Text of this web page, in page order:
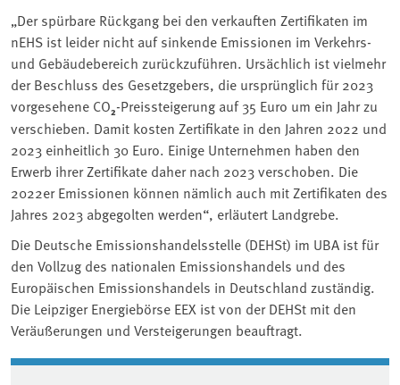
„Der spürbare Rückgang bei den verkauften Zertifikaten im
nEHS ist leider nicht auf sinkende Emissionen im Verkehrs-
und Gebäudebereich zurückzuführen. Ursächlich ist vielmehr
der Beschluss des Gesetzgebers, die ursprünglich für 2023
vorgesehene CO₂-Preissteigerung auf 35 Euro um ein Jahr zu
verschieben. Damit kosten Zertifikate in den Jahren 2022 und
2023 einheitlich 30 Euro. Einige Unternehmen haben den
Erwerb ihrer Zertifikate daher nach 2023 verschoben. Die
2022er Emissionen können nämlich auch mit Zertifikaten des
Jahres 2023 abgegolten werden“, erläutert Landgrebe.
Die Deutsche Emissionshandelsstelle (DEHSt) im UBA ist für
den Vollzug des nationalen Emissionshandels und des
Europäischen Emissionshandels in Deutschland zuständig.
Die Leipziger Energiebörse EEX ist von der DEHSt mit den
Veräußerungen und Versteigerungen beauftragt.
Associated content